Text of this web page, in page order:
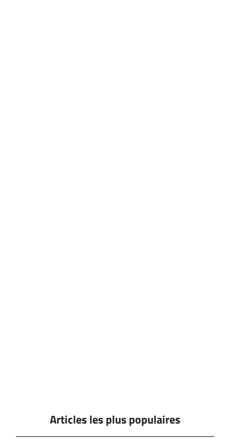
Articles les plus populaires